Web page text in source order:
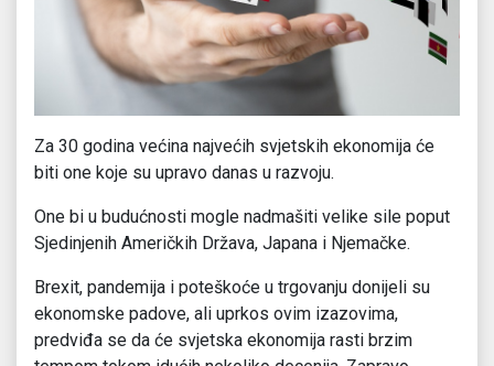
Za 30 godina većina najvećih svjetskih ekonomija će
biti one koje su upravo danas u razvoju.
One bi u budućnosti mogle nadmašiti velike sile poput
Sjedinjenih Američkih Država, Japana i Njemačke.
Brexit, pandemija i poteškoće u trgovanju donijeli su
ekonomske padove, ali uprkos ovim izazovima,
predviđa se da će svjetska ekonomija rasti brzim